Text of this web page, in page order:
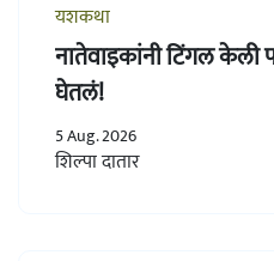
यशकथा
नातेवाइकांनी टिंगल केली पण ग्राहकांनी
घेतलं!
5 Aug. 2026
शिल्पा दातार